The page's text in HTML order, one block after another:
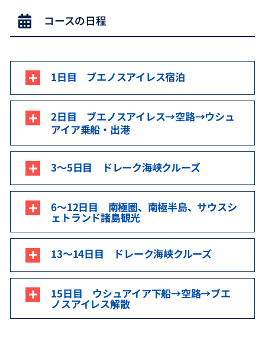
コースの日程
1日目 ブエノスアイレス宿泊
2日目 ブエノスアイレス→空路→ウシュ
アイア乗船・出港
3～5日目 ドレーク海峡クルーズ
6～12日目 南極圏、南極半島、サウスシ
ェトランド諸島観光
13～14日目 ドレーク海峡クルーズ
15日目 ウシュアイア下船→空路→ブエ
ノスアイレス解散